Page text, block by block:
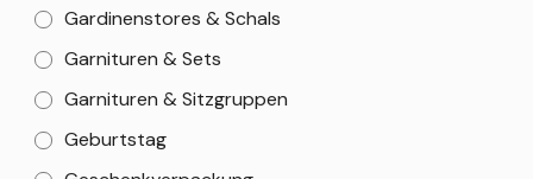
Gardinenstores & Schals
Garnituren & Sets
Garnituren & Sitzgruppen
Geburtstag